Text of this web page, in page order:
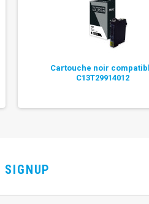
Cartouche noir
C13T29914012
SIGNUP